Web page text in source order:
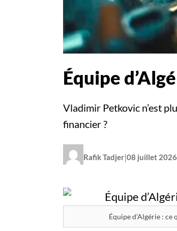
Équipe
Vladimir Petkovic n’est
financier ?
Rafik Tadjer|08 juillet
Équipe d’Algérie :